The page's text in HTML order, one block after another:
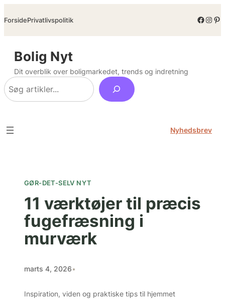
til
ForsidePrivatlivspolitik
Bolig Nyt
Dit overblik over boligmarkedet, trends og indretning
Søg
Nyhedsbrev
GØR-DET-SELV NYT
11 værktøjer til præcis
fugefræsning i
murværk
marts 4, 2026•
Inspiration, viden og praktiske tips til hjemmet